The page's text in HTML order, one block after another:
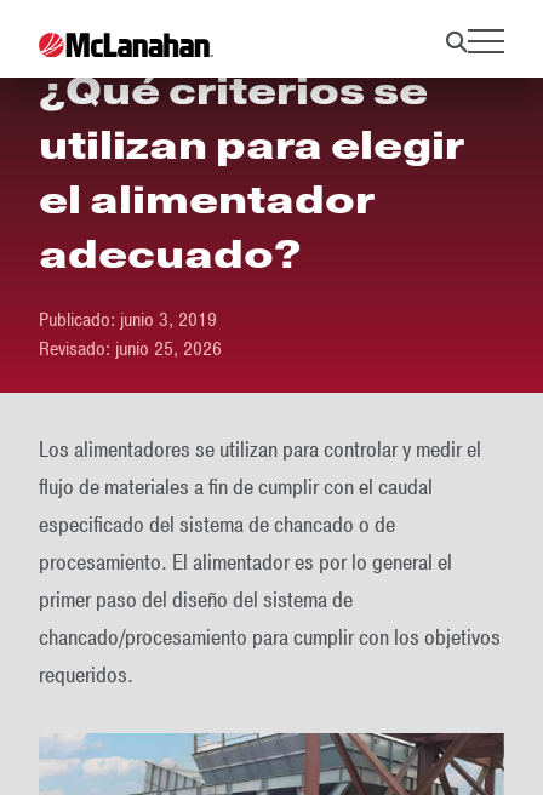
¿Qué criterios se
utilizan para elegir
el alimentador
adecuado?
Publicado: junio 3, 2019
Revisado: junio 25, 2026
Los alimentadores se utilizan para controlar y medir el
flujo de materiales a fin de cumplir con el caudal
especificado del sistema de chancado o de
procesamiento. El alimentador es por lo general el
primer paso del diseño del sistema de
chancado/procesamiento para cumplir con los objetivos
requeridos.